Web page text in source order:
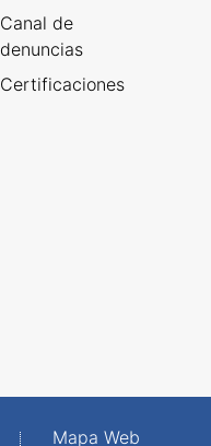
Canal de
denuncias
Certificaciones
Mapa Web